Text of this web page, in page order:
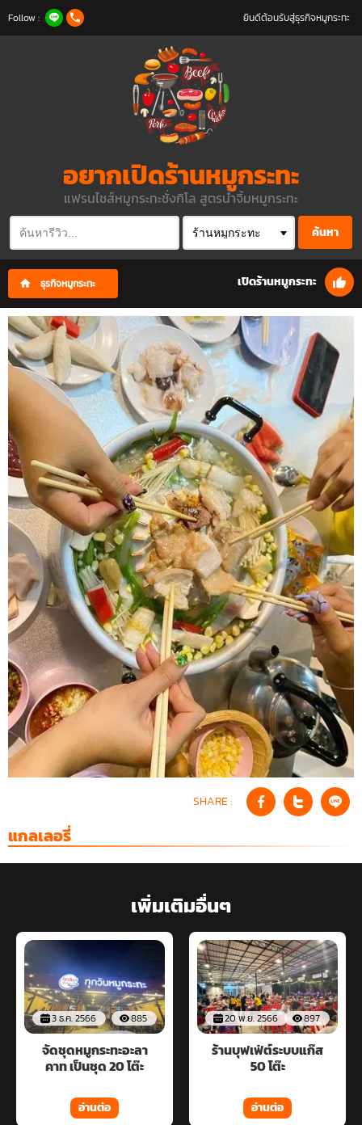
Follow : ยินดีต้อนรับสู่ธุรกิจหมูกระทะ
อยากเปิดร้านหมูกระทะ
แฟรนไชส์หมูกระทะชั่งกิโล สูตรน้ำจิ้มหมูกระทะ
ค้นหา
ธุรกิจหมูกระทะ เปิดร้านหมูกระทะ
SHARE :
แกลเลอรี่
เพิ่มเติมอื่นๆ
3 ธ.ค. 2566 885
จัดชุดหมูกระทะอะลา
คาท เป็นชุด 20 โต๊ะ
อ่านต่อ
20 พ.ย. 2566 897
ร้านบุฟเฟ่ต์ระบบแก๊ส
50 โต๊ะ
อ่านต่อ